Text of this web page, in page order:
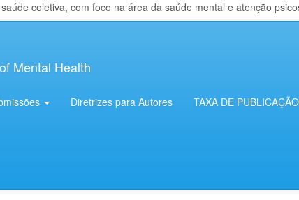
coletiva, com foco na área da saúde mental e atenção
Mental Health
Diretrizes para Autores TAXA DE PUBLICAÇÃO